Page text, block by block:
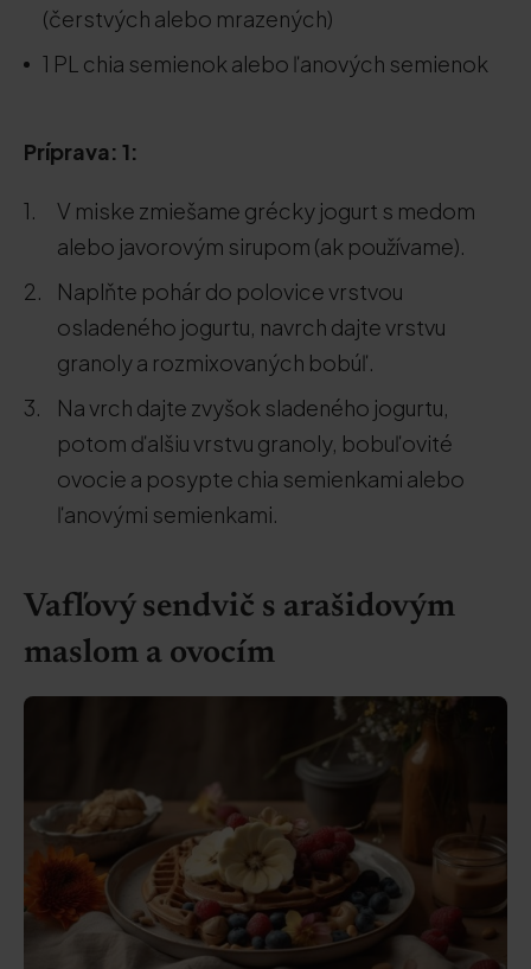
(čerstvých alebo mrazených)
1 PL chia semienok alebo ľanových semienok
Príprava: 1:
V miske zmiešame grécky jogurt s medom
alebo javorovým sirupom (ak používame).
Naplňte pohár do polovice vrstvou
osladeného jogurtu, navrch dajte vrstvu
granoly a rozmixovaných bobúľ.
Na vrch dajte zvyšok sladeného jogurtu,
potom ďalšiu vrstvu granoly, bobuľovité
ovocie a posypte chia semienkami alebo
ľanovými semienkami.
Vafľový sendvič s arašidovým
maslom a ovocím